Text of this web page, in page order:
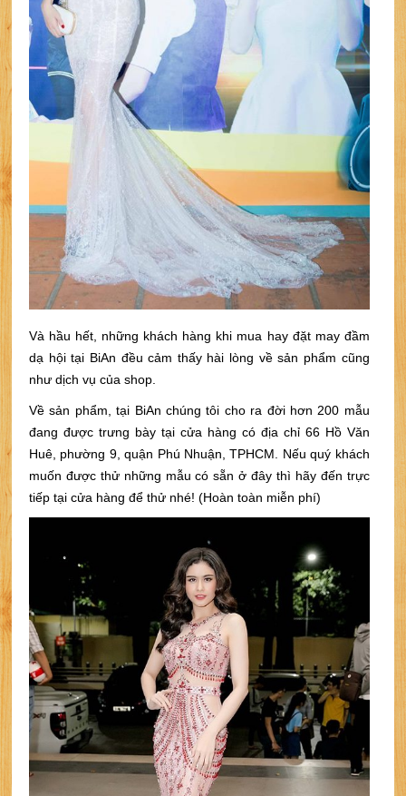
Và hầu hết, những khách hàng khi mua hay đặt may đầm
dạ hội tại BiAn đều cảm thấy hài lòng về sản phẩm cũng
như dịch vụ của shop.
Về sản phẩm, tại BiAn chúng tôi cho ra đời hơn 200 mẫu
đang được trưng bày tại cửa hàng có địa chỉ 66 Hồ Văn
Huê, phường 9, quận Phú Nhuận, TPHCM. Nếu quý khách
muốn được thử những mẫu có sẵn ở đây thì hãy đến trực
tiếp tại cửa hàng để thử nhé! (Hoàn toàn miễn phí)